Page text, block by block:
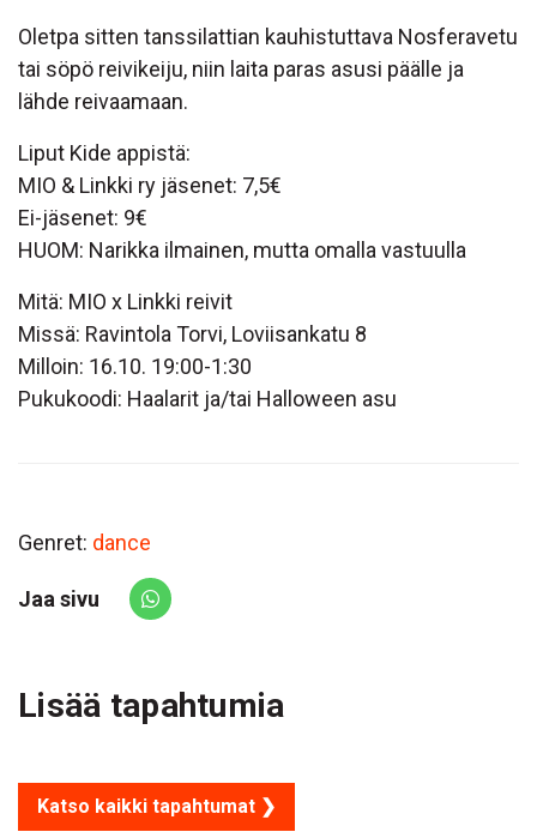
Oletpa sitten tanssilattian kauhistuttava Nosferavetu
tai söpö reivikeiju, niin laita paras asusi päälle ja
lähde reivaamaan.
Liput Kide appistä:
MIO & Linkki ry jäsenet: 7,5€
Ei-jäsenet: 9€
HUOM: Narikka ilmainen, mutta omalla vastuulla
Mitä: MIO x Linkki reivit
Missä: Ravintola Torvi, Loviisankatu 8
Milloin: 16.10. 19:00-1:30
Pukukoodi: Haalarit ja/tai Halloween asu
Genret: dance
Jaa sivu
Share via Whatsapp
Lisää tapahtumia
Katso kaikki tapahtumat ❯